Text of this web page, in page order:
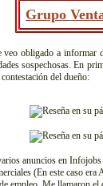
Grupo
obligado a informar
sospechosas. En
del dueño:
anuncios en Infojobs
(En este caso